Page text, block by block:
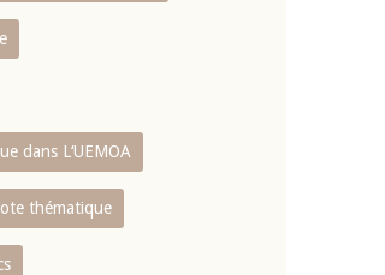
dans L‘UEMOA
thématique